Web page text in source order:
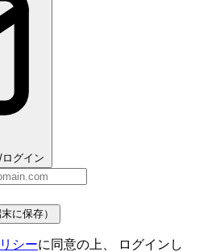
グイン
に保存）
シーに同意の上、 ログインし